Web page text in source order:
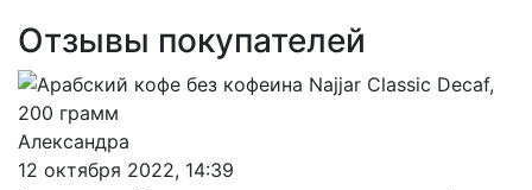
Отзывы покупателей
Александра
12 октября 2022, 14:39